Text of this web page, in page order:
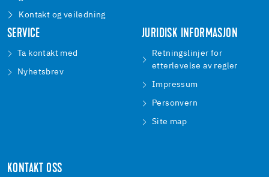
Kontakt og veiledning
SERVICE
Ta kontakt med
Nyhetsbrev
JURIDISK INFORMASJON
Retningslinjer for
etterlevelse av regler
Impressum
Personvern
Site map
KONTAKT OSS